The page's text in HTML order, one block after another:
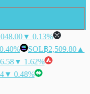
▼ 0.13%
SOL฿2,509.80 ▲
▼ 1.62%
▼ 0.48%